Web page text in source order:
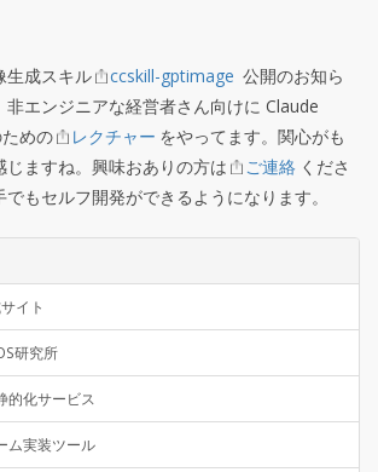
生成スキル ccskill-gptimage 公開のお知ら
エンジニアな経営者さん向けに Claude
めの
レクチャー をやってます。関心がも
ますね。興味おありの方は
ご連絡 くださ
もセルフ開発ができるようになります。
イト
研究所
的化サービス
ム実装ツール